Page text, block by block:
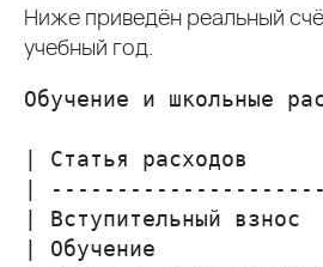
Ниже приведён реальный
учебный год.
Обучение и школьные
| Статья
|
| Вступительный
| Обучение